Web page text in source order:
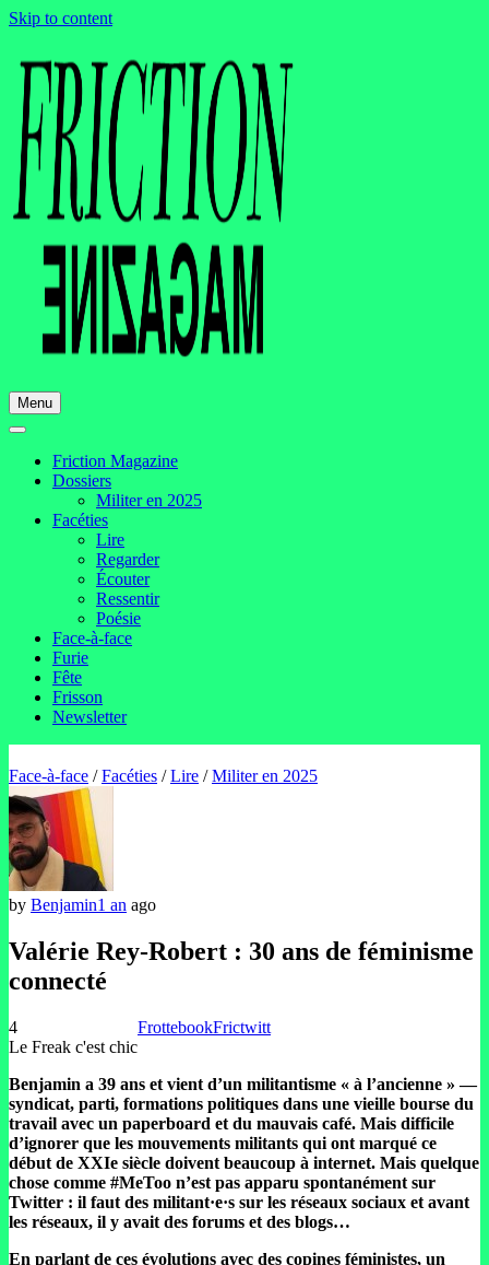
Skip to content
Menu
Friction Magazine
Dossiers
Militer en 2025
Facéties
Lire
Regarder
Écouter
Ressentir
Poésie
Face-à-face
Furie
Fête
Frisson
Newsletter
Face-à-face /Facéties /Lire /Militer en 2025
by Benjamin1 an ago
Valérie Rey-Robert : 30 ans de féminisme
connecté
4
Le Freak c'est chic
FrottebookFrictwitt
Benjamin a 39 ans et vient d’un militantisme « à l’ancienne » —
syndicat, parti, formations politiques dans une vieille bourse du
travail avec un paperboard et du mauvais café. Mais difficile
d’ignorer que les mouvements militants qui ont marqué ce
début de XXIe siècle doivent beaucoup à internet. Mais quelque
chose comme #MeToo n’est pas apparu spontanément sur
Twitter : il faut des militant·e·s sur les réseaux sociaux et avant
les réseaux, il y avait des forums et des blogs…
En parlant de ces évolutions avec des copines féministes, un